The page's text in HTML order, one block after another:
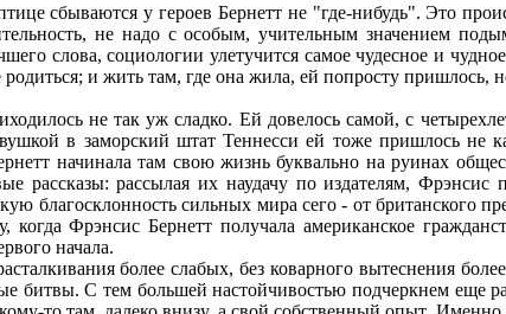
сбываются у героев Бернетт не "где-нибудь". Это
не надо с особым, учительным значением
слова, социологии улетучится самое чудесное и
и жить там, где она жила, ей попросту пришлось,
не так уж сладко. Ей довелось самой, с
в заморский штат Теннесси ей тоже пришлось не
начинала там свою жизнь буквально на руинах
рассказы: рассылая их наудачу по издателям,
благосклонность сильных мира сего - от британского
Фрэнсис Бернетт получала американское
начала.
более слабых, без коварного вытеснения
битвы. С тем большей настойчивостью подчеркнем еще